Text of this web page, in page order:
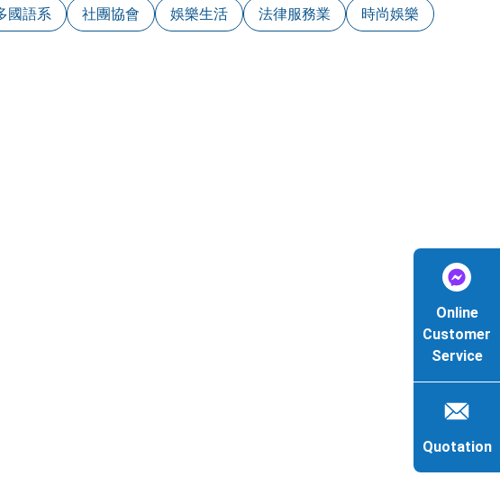
國語系 社團協會 娛樂生活 法律服務業 時尚娛樂
Online
Customer
Service
Quotation